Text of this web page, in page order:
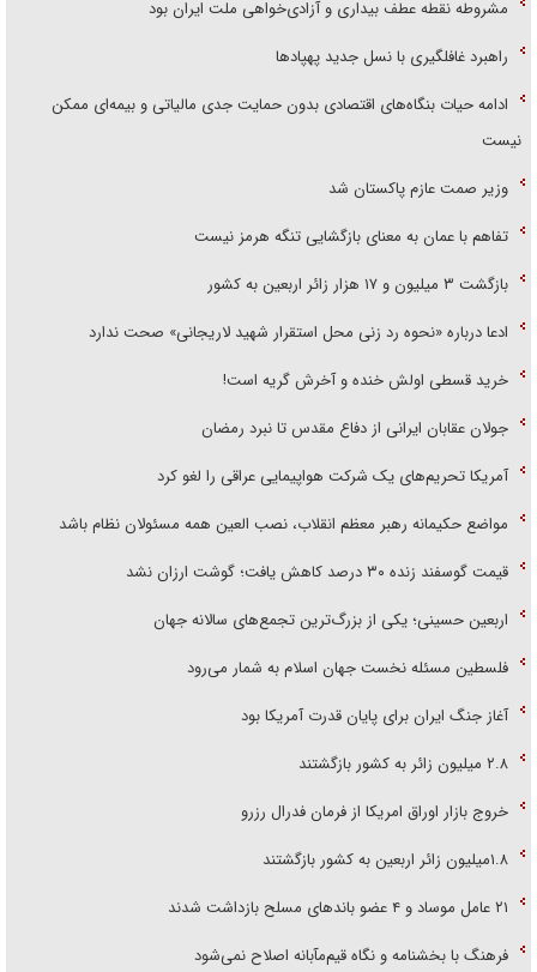
مشروطه نقطه عطف بیداری و آزادی‌خواهی ملت ایران بود
راهبرد غافلگیری با نسل جدید پهپاد‌ها
ادامه حیات بنگاه‌های اقتصادی بدون حمایت جدی مالیاتی و بیمه‌ای ممکن
نیست
وزیر صمت عازم پاکستان شد
تفاهم با عمان به معنای بازگشایی تنگه هرمز نیست
بازگشت ۳ میلیون و ۱۷ هزار زائر اربعین به کشور
ادعا درباره «نحوه رد زنی محل استقرار شهید لاریجانی» صحت ندارد
خرید قسطی اولش خنده و آخرش گریه است!
جولان عقابان ایرانی از دفاع مقدس تا نبرد رمضان
آمریکا تحریم‌های یک شرکت هواپیمایی عراقی را لغو کرد
مواضع حکیمانه رهبر معظم انقلاب، نصب العین همه مسئولان نظام باشد
قیمت گوسفند زنده ۳۰ درصد کاهش یافت؛ گوشت ارزان نشد
اربعین حسینی؛ یکی از بزرگ‌ترین تجمع‌های سالانه جهان
فلسطین مسئله نخست جهان اسلام به شمار می‌رود
آغاز جنگ ایران برای پایان قدرت آمریکا بود
۲.۸ میلیون زائر به کشور بازگشتند
خروج بازار اوراق امریکا از فرمان فدرال رزرو
۱.۸میلیون زائر اربعین به کشور بازگشتند
۲۱ عامل موساد و ۴ عضو باند‌های مسلح بازداشت شدند
فرهنگ با بخشنامه و نگاه قیم‌مآبانه اصلاح نمی‌شود